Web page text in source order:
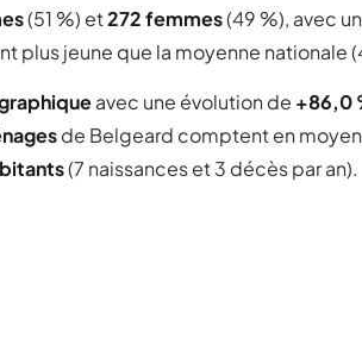
(51 %) et272 femmes(49 %), avec
plus jeune que la moyenne nationale
avec une évolution de +86,0
de Belgeard comptent en
(7 naissances et 3 décès par an).